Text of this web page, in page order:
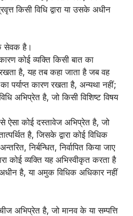
किसी विधि द्वारा या उसके अधीन
सेवक है।
कोई व्यक्ति किसी बात का
है, यह तब कहा जाता है जब वह
पर्याप्त कारण रखता है, अन्यथा नहीं;
अभिप्रेत है, जो किसी विशिष्ट विषय
ऐसा कोई दस्तावेज अभिप्रेत है, जो
है, जिसके द्वारा कोई विधिक
निर्बन्धित, निर्वापित किया जाए
कोई व्यक्ति यह अभिस्वीकृत करता है
है, या अमुक विधिक अधिकार नहीं
अभिप्रेत है, जो मानव के या सम्पत्ति